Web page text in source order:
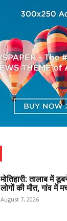
मोतिहारी: तालाब में
लोगों की मौत, गांव में
August 7, 2026